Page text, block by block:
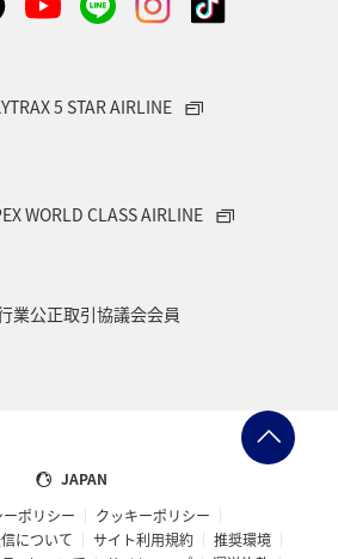
クリスマス
5 STAR AIRLINE
WORLD CLASS AIRLINE
業公正取引協議会会員
JAPAN
ポリシー
クッキーポリシー
について
サイト利用規約
推奨環境